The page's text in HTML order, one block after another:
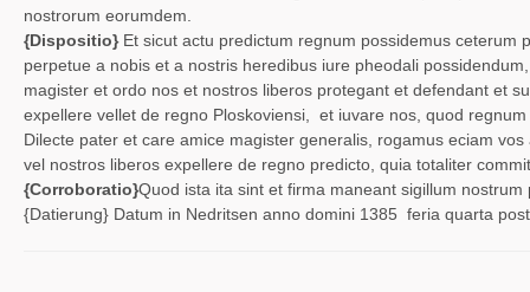
nostrorum eorumdem.
{Dispositio}Et sicut actu predictum regnum possidemus ceterum
perpetue a nobis et a nostris heredibus iure pheodali
magister et ordo nos et nostros liberos protegant et defendant et
expellere vellet de regno Ploskoviensi, et iuvare nos, quod
Dilecte pater et care amice magister generalis, rogamus eciam
vel nostros liberos expellere de regno predicto, quia totaliter
{Corroboratio}Quod ista ita sint et firma maneant sigillum
{Datierung} Datum in Nedritsen anno domini 1385 feria quarta